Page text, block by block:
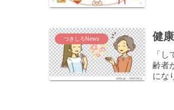
つきしろNews 健
「
齢者
にな